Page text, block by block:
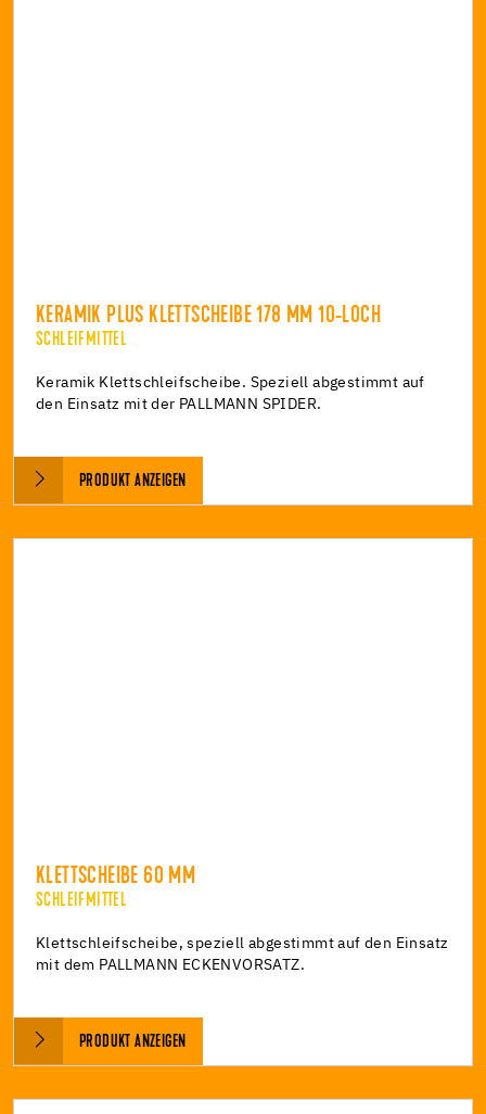
KERAMIK PLUS KLETTSCHEIBE 178 MM 10-LOCH
SCHLEIFMITTEL
Keramik Klettschleifscheibe. Speziell abgestimmt auf
den Einsatz mit der PALLMANN SPIDER.
PRODUKT ANZEIGEN
KLETTSCHEIBE 60 MM
SCHLEIFMITTEL
Klettschleifscheibe, speziell abgestimmt auf den Einsatz
mit dem PALLMANN ECKENVORSATZ.
PRODUKT ANZEIGEN